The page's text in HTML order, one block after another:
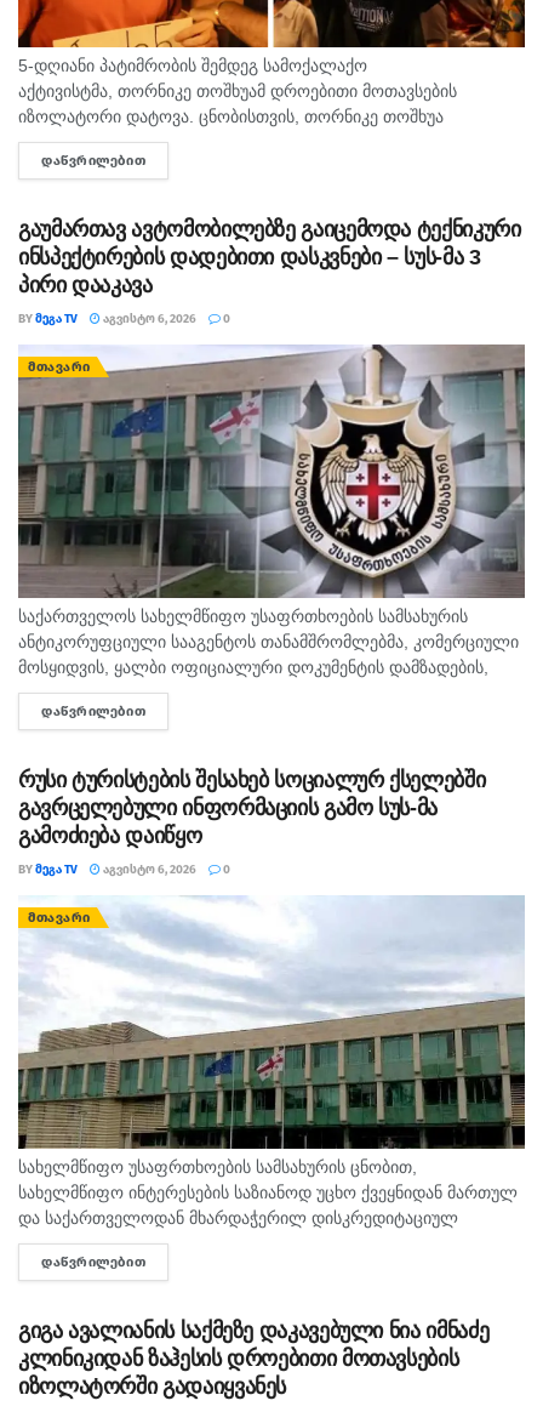
5-დღიანი პატიმრობის შემდეგ სამოქალაქო
აქტივისტმა, თორნიკე თოშხუამ დროებითი მოთავსების
იზოლატორი დატოვა. ცნობისთვის, თორნიკე თოშხუა
პოლიციამ 31 ივლისს, თბილისის საკრებულოსთან
დააკავა. მას ხელში ეკავა ბანერი "ბიძინა ყ - არაა/არის?".
ᲓᲐᲬᲕᲠᲘᲚᲔᲑᲘᲗ
გაუმართავ ავტომობილებზე გაიცემოდა ტექნიკური
ინსპექტირების დადებითი დასკვნები – სუს-მა 3
პირი დააკავა
BYᲛᲔᲒᲐ TV ᲐᲒᲕᲘᲡᲢᲝ 6, 2026 0
ᲛᲗᲐᲕᲐᲠᲘ
საქართველოს სახელმწიფო უსაფრთხოების სამსახურის
ანტიკორუფციული სააგენტოს თანამშრომლებმა, კომერციული
მოსყიდვის, ყალბი ოფიციალური დოკუმენტის დამზადების,
ჯგუფურად კომერციულ მოსყიდვასა და ყალბი ოფიციალური
დოკუმენტის დამზადებაში დახმარების ფაქტზე, საქართველოს
ᲓᲐᲬᲕᲠᲘᲚᲔᲑᲘᲗ
რუსი ტურისტების შესახებ სოციალურ ქსელებში
გავრცელებული ინფორმაციის გამო სუს-მა
გამოძიება დაიწყო
BYᲛᲔᲒᲐ TV ᲐᲒᲕᲘᲡᲢᲝ 6, 2026 0
ᲛᲗᲐᲕᲐᲠᲘ
სახელმწიფო უსაფრთხოების სამსახურის ცნობით,
სახელმწიფო ინტერესების საზიანოდ უცხო ქვეყნიდან მართულ
და საქართველოდან მხარდაჭერილ დისკრედიტაციულ
საინფორმაციო კამპანიასთან დაკავშირებით საბოტაჟის
მუხლით გამოძიება დაიწყეს. უწყების ცნობით, სხვადასხვა
და...
ᲓᲐᲬᲕᲠᲘᲚᲔᲑᲘᲗ
გიგა ავალიანის საქმეზე დაკავებული ნია იმნაძე
კლინიკიდან ზაჰესის დროებითი მოთავსების
იზოლატორში გადაიყვანეს